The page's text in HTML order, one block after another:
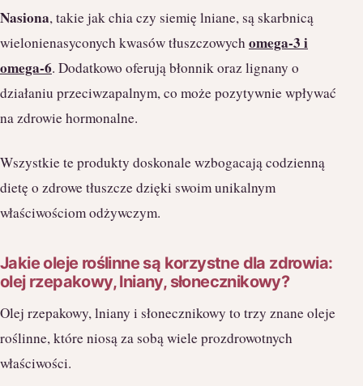
Nasiona, takie jak chia czy siemię lniane, są skarbnicą
wielonienasyconych kwasów tłuszczowychomega-3 i
omega-6. Dodatkowo oferują błonnik oraz lignany o
działaniu przeciwzapalnym, co może pozytywnie wpływać
na zdrowie hormonalne.
Wszystkie te produkty doskonale wzbogacają codzienną
dietę o zdrowe tłuszcze dzięki swoim unikalnym
właściwościom odżywczym.
Jakie oleje roślinne są korzystne dla zdrowia:
olej rzepakowy, lniany, słonecznikowy?
Olej rzepakowy, lniany i słonecznikowy to trzy znane oleje
roślinne, które niosą za sobą wiele prozdrowotnych
właściwości.